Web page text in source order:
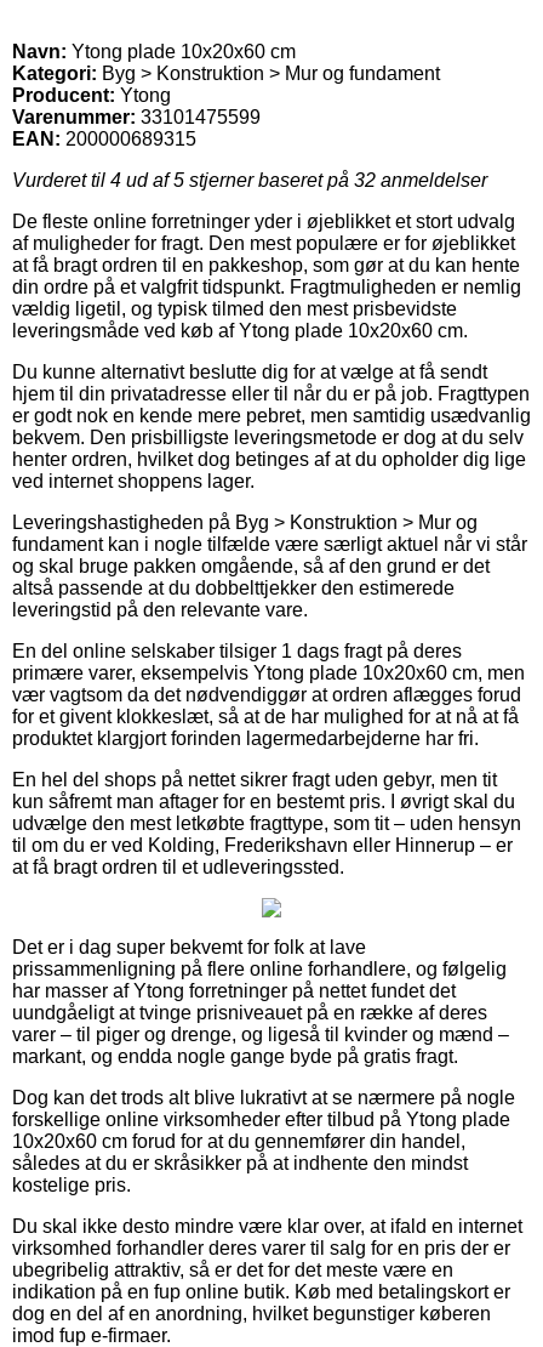
Navn: Ytong plade 10x20x60 cm
Kategori: Byg > Konstruktion > Mur og fundament
Producent: Ytong
Varenummer: 33101475599
EAN: 200000689315
Vurderet til 4 ud af 5 stjerner baseret på 32 anmeldelser
De fleste online forretninger yder i øjeblikket et stort udvalg
af muligheder for fragt. Den mest populære er for øjeblikket
at få bragt ordren til en pakkeshop, som gør at du kan hente
din ordre på et valgfrit tidspunkt. Fragtmuligheden er nemlig
vældig ligetil, og typisk tilmed den mest prisbevidste
leveringsmåde ved køb af Ytong plade 10x20x60 cm.
Du kunne alternativt beslutte dig for at vælge at få sendt
hjem til din privatadresse eller til når du er på job. Fragttypen
er godt nok en kende mere pebret, men samtidig usædvanlig
bekvem. Den prisbilligste leveringsmetode er dog at du selv
henter ordren, hvilket dog betinges af at du opholder dig lige
ved internet shoppens lager.
Leveringshastigheden på Byg > Konstruktion > Mur og
fundament kan i nogle tilfælde være særligt aktuel når vi står
og skal bruge pakken omgående, så af den grund er det
altså passende at du dobbelttjekker den estimerede
leveringstid på den relevante vare.
En del online selskaber tilsiger 1 dags fragt på deres
primære varer, eksempelvis Ytong plade 10x20x60 cm, men
vær vagtsom da det nødvendiggør at ordren aflægges forud
for et givent klokkeslæt, så at de har mulighed for at nå at få
produktet klargjort forinden lagermedarbejderne har fri.
En hel del shops på nettet sikrer fragt uden gebyr, men tit
kun såfremt man aftager for en bestemt pris. I øvrigt skal du
udvælge den mest letkøbte fragttype, som tit – uden hensyn
til om du er ved Kolding, Frederikshavn eller Hinnerup – er
at få bragt ordren til et udleveringssted.
Det er i dag super bekvemt for folk at lave
prissammenligning på flere online forhandlere, og følgelig
har masser af Ytong forretninger på nettet fundet det
uundgåeligt at tvinge prisniveauet på en række af deres
varer – til piger og drenge, og ligeså til kvinder og mænd –
markant, og endda nogle gange byde på gratis fragt.
Dog kan det trods alt blive lukrativt at se nærmere på nogle
forskellige online virksomheder efter tilbud på Ytong plade
10x20x60 cm forud for at du gennemfører din handel,
således at du er skråsikker på at indhente den mindst
kostelige pris.
Du skal ikke desto mindre være klar over, at ifald en internet
virksomhed forhandler deres varer til salg for en pris der er
ubegribelig attraktiv, så er det for det meste være en
indikation på en fup online butik. Køb med betalingskort er
dog en del af en anordning, hvilket begunstiger køberen
imod fup e-firmaer.